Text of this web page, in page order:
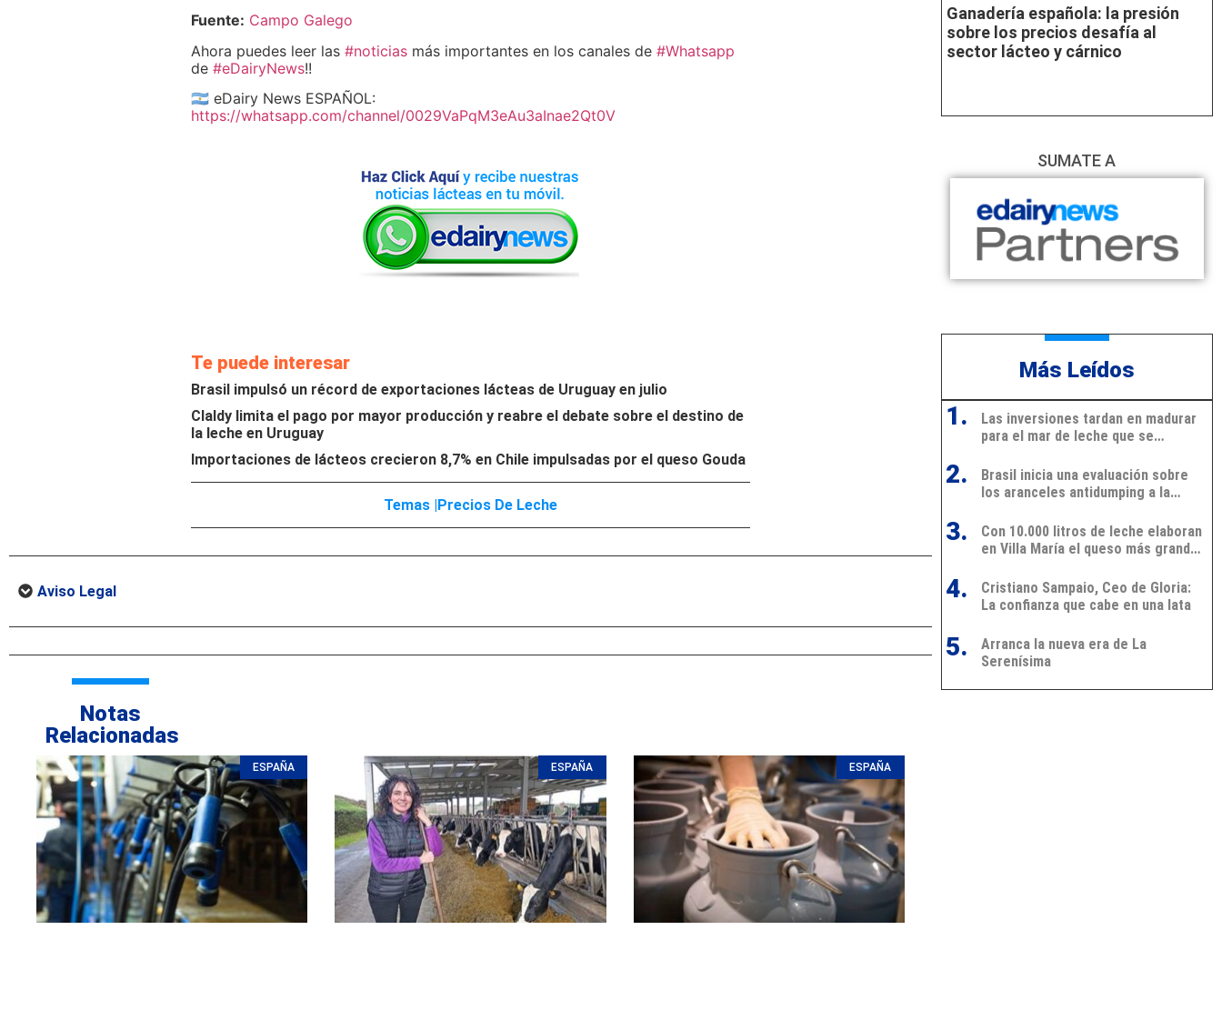
Fuente: Campo Galego
Ahora puedes leer las #noticias más importantes en los canales de #Whatsapp
de #eDairyNews!!
🇦🇷 eDairy News ESPAÑOL:
https://whatsapp.com/channel/0029VaPqM3eAu3aInae2Qt0V
Te puede interesar
Brasil impulsó un récord de exportaciones lácteas de Uruguay en julio
Claldy limita el pago por mayor producción y reabre el debate sobre el destino de
la leche en Uruguay
Importaciones de lácteos crecieron 8,7% en Chile impulsadas por el queso Gouda
Temas |Precios De Leche
Aviso Legal
Notas
Relacionadas
ESPAÑA ESPAÑA ESPAÑA
Ganadería española: la presión
sobre los precios desafía al
sector lácteo y cárnico
SUMATE A
Más Leídos
1.
2.
3.
4.
5.
Las inversiones tardan en madurar
para el mar de leche que se
Brasil inicia una evaluación sobre
los aranceles antidumping a la
Uruguay
Con 10.000 litros de leche elaboran
en Villa María el queso más grande
Cristiano Sampaio, Ceo de Gloria:
La confianza que cabe en una lata
Arranca la nueva era de La
Serenísima